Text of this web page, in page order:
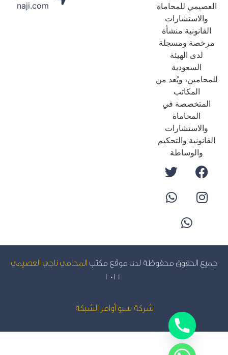
للمحاماة
والاستشارات
منشأة
ومسجلة
لدى الهيئة
السعودية
ويُعد من
المكاتب
المتخصصة في
المحاماة
والاستشارات
والتحكيم
والوساطة
naji.com
الحقوق محفوظة لدى موقع مكتبالمحامي ناجي العصيمي
شركة سيو أوامر الشبكة